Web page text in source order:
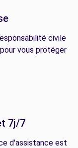
civile
vous protéger
7j/7
d'assistance est